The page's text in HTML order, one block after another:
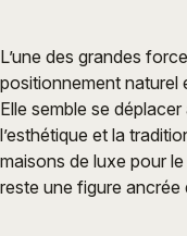
L’une des grandes
positionnement naturel
Elle semble se
l’esthétique et la
maisons de luxe pour
reste une figure ancrée